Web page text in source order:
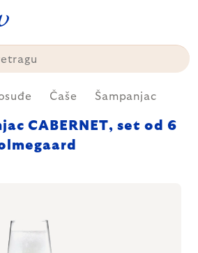
Čaše Šampanjac
CABERNET, set od 6